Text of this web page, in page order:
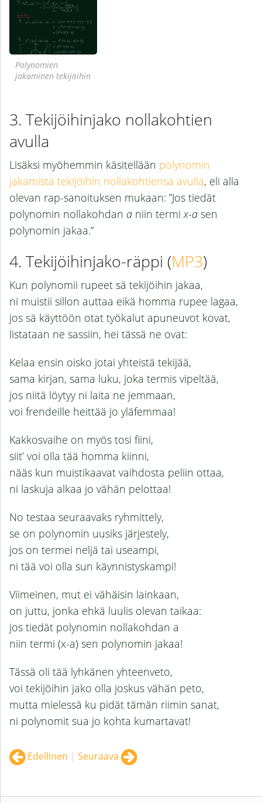
Polynomien
jakaminen tekijöihin
Tekijöihinjako nollakohtien
avulla
Lisäksi myöhemmin käsitellään polynomin
jakamista tekijöihin nollakohtiensa avulla, eli alla
olevan rap-sanoituksen mukaan: ”Jos tiedät
polynomin nollakohdan a niin termi x-a sen
polynomin jakaa.”
Tekijöihinjako-räppi (MP3)
Kun polynomii rupeet sä tekijöihin jakaa,
ni muistii sillon auttaa eikä homma rupee lagaa,
jos sä käyttöön otat työkalut apuneuvot kovat,
listataan ne sassiin, hei tässä ne ovat:
Kelaa ensin oisko jotai yhteistä tekijää,
sama kirjan, sama luku, joka termis vipeltää,
jos niitä löytyy ni laita ne jemmaan,
voi frendeille heittää jo yläfemmaa!
Kakkosvaihe on myös tosi fiini,
siit’ voi olla tää homma kiinni,
nääs kun muistikaavat vaihdosta peliin ottaa,
ni laskuja alkaa jo vähän pelottaa!
No testaa seuraavaks ryhmittely,
se on polynomin uusiks järjestely,
jos on termei neljä tai useampi,
ni tää voi olla sun käynnistyskampi!
Viimeinen, mut ei vähäisin lainkaan,
on juttu, jonka ehkä luulis olevan taikaa:
jos tiedät polynomin nollakohdan a
niin termi (x-a) sen polynomin jakaa!
Tässä oli tää lyhkänen yhteenveto,
voi tekijöihin jako olla joskus vähän peto,
mutta mielessä ku pidät tämän riimin sanat,
ni polynomit sua jo kohta kumartavat!
Edellinen | Seuraava